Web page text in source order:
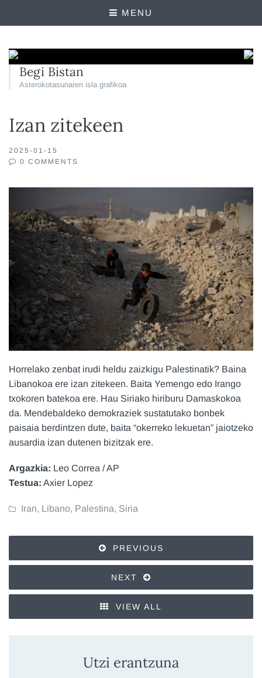
MENU
Begi Bistan
Asterokotasunaren isla grafikoa
Izan zitekeen
2025-01-15
0 COMMENTS
Horrelako zenbat irudi heldu zaizkigu Palestinatik? Baina
Libanokoa ere izan zitekeen. Baita Yemengo edo Irango
txokoren batekoa ere. Hau Siriako hiriburu Damaskokoa
da. Mendebaldeko demokraziek sustatutako bonbek
paisaia berdintzen dute, baita “okerreko lekuetan” jaiotzeko
ausardia izan dutenen bizitzak ere.
Argazkia: Leo Correa / AP
Testua: Axier Lopez
Iran, Libano, Palestina, Siria
PREVIOUS
NEXT
VIEW ALL
Utzi erantzuna